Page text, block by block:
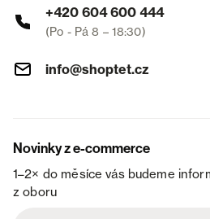
+420 604 600 444
(Po - Pá 8 – 18:30)
info@shoptet.cz
Novinky z e-commerce
1–2× do měsíce vás budeme
z oboru